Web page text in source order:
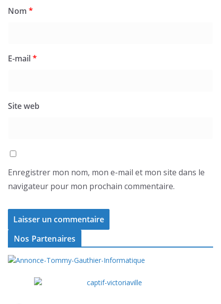
Nom *
E-mail*
Site web
Enregistrer mon nom, mon e-mail et mon site dans le
navigateur pour mon prochain commentaire.
Nos Partenaires